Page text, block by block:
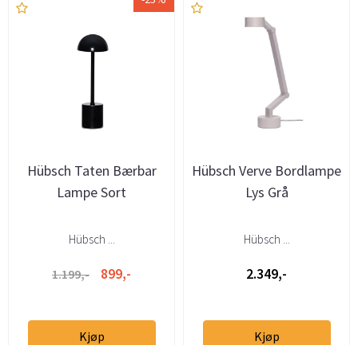
Hübsch Taten Bærbar
Lampe Sort
Hübsch ...
1.199,- 899,-
Kjøp
Hübsch Verve Bordlampe
Lys Grå
Hübsch ...
2.349,-
Kjøp